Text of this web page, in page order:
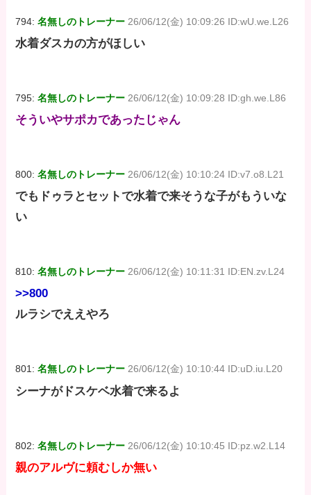
794:名無しのトレーナー 26/06/12(金) 10:09:26 ID:wU.we.L26
水着ダスカの方がほしい
795:名無しのトレーナー 26/06/12(金) 10:09:28 ID:gh.we.L86
そういやサポカであったじゃん
800:名無しのトレーナー 26/06/12(金) 10:10:24 ID:v7.o8.L21
でもドゥラとセットで水着で来そうな子がもういな
い
810:名無しのトレーナー 26/06/12(金) 10:11:31 ID:EN.zv.L24
>>800
ルラシでええやろ
801:名無しのトレーナー 26/06/12(金) 10:10:44 ID:uD.iu.L20
シーナがドスケベ水着で来るよ
802:名無しのトレーナー 26/06/12(金) 10:10:45 ID:pz.w2.L14
親のアルヴに頼むしか無い